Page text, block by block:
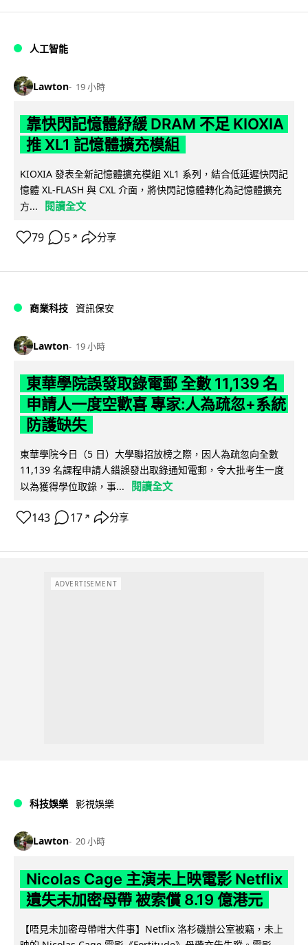
人工智能
Lawton 19 小時
靠快閃記憶體紓緩 DRAM 不足 KIOXIA
推 XL1 記憶體擴充模組
KIOXIA 發表全新記憶體擴充模組 XL1 系列，結合低延遲快閃記
憶體 XL-FLASH 與 CXL 介面，將快閃記憶體轉化為記憶體擴充
方...
閱讀全文
79 5 ↗ 分享
商業科技 資訊保安
Lawton 19 小時
東華學院誤發取錄電郵 全數 11,139 名
申請人一度空歡喜 專家:人為疏忽+系統
防護缺失
東華學院今日（5 日）大學聯招放榜之際，因人為疏忽向全數
11,139 名課程申請人錯誤發出取錄通知電郵，令大批考生一度
以為獲得學位取錄，事...
閱讀全文
143 17 ↗ 分享
ADVERTISEMENT
科技娛樂 影視娛樂
Lawton 20 小時
Nicolas Cage 主演未上映電影 Netflix
遺失未加密母帶 被索償 8.19 億港元
【唔見未加密母帶咁大件事】Netflix 洛杉磯辦公室被竊，未上